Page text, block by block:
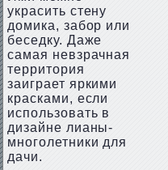
украсить стену
домика, забор или
беседку. Даже
самая невзрачная
территория
заиграет яркими
красками, если
использовать в
дизайне лианы-
многолетники для
дачи.